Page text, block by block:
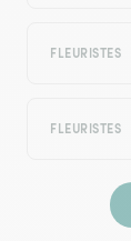
FLEURISTES
FLEURISTES